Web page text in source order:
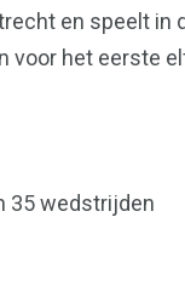
en speelt in
voor het eerste
35 wedstrijden